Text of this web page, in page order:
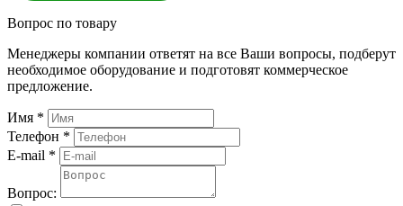
Вопрос по товару
Менеджеры компании ответят на все Ваши вопросы, подберут
необходимое оборудование и подготовят коммерческое
предложение.
Имя *
Телефон *
E-mail *
Вопрос: